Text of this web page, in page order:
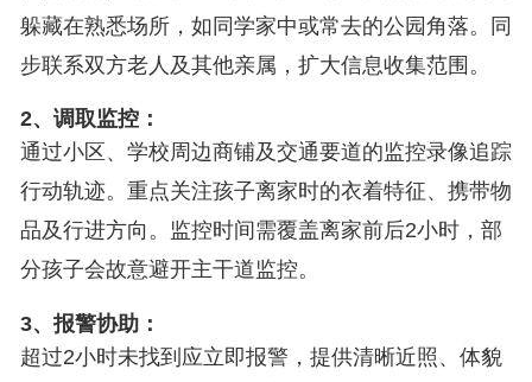
躲藏在熟悉场所，如同学家中或常去的公园角落。同
步联系双方老人及其他亲属，扩大信息收集范围。
2、调取监控：
通过小区、学校周边商铺及交通要道的监控录像追踪
行动轨迹。重点关注孩子离家时的衣着特征、携带物
品及行进方向。监控时间需覆盖离家前后2小时，部
分孩子会故意避开主干道监控。
3、报警协助：
超过2小时未找到应立即报警，提供清晰近照、体貌